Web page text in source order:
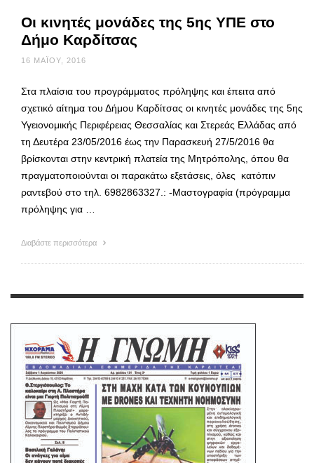
Οι κινητές μονάδες της 5ης ΥΠΕ στο
Δήμο Καρδίτσας
16 ΜΑΪ́ΟΥ, 2016
Στα πλαίσια του προγράμματος πρόληψης και έπειτα από
σχετικό αίτημα του Δήμου Καρδίτσας οι κινητές μονάδες της 5ης
Υγειονομικής Περιφέρειας Θεσσαλίας και Στερεάς Ελλάδας από
τη Δευτέρα 23/05/2016 έως την Παρασκευή 27/5/2016 θα
βρίσκονται στην κεντρική πλατεία της Μητρόπολης, όπου θα
πραγματοποιούνται οι παρακάτω εξετάσεις, όλες κατόπιν
ραντεβού στο τηλ. 6982863327.: -Μαστογραφία (πρόγραμμα
πρόληψης για …
Διαβάστε περισσότερα